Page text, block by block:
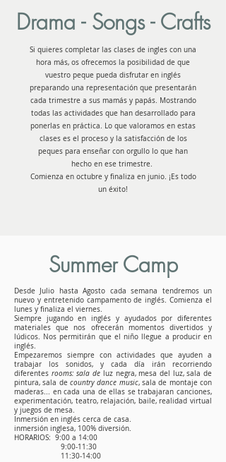
Drama - Songs - Crafts
Si quieres completar las clases de ingles con una
hora más, os ofrecemos la posibilidad de que
vuestro peque pueda disfrutar en inglés
preparando una representación que presentarán
cada trimestre a sus mamás y papás. Mostrando
todas las actividades que han desarrollado para
ponerlas en práctica. Lo que valoramos en estas
clases es el proceso y la satisfacción de los
peques para enseñar con orgullo lo que han
hecho en ese trimestre.
Comienza en octubre y finaliza en junio. ¡Es todo
un éxito!
Summer Camp
Desde Julio hasta Agosto cada semana tendremos un
nuevo y entretenido campamento de inglés. Comienza el
lunes y finaliza el viernes.
Siempre jugando en inglés y ayudados por diferentes
materiales que nos ofrecerán momentos divertidos y
lúdicos. Nos permitirán que el niño llegue a producir en
inglés.
Empezaremos siempre con actividades que ayuden a
trabajar los sonidos, y cada día irán recorriendo
diferentes rooms: sala de luz negra, mesa del luz, sala de
pintura, sala de country dance music, sala de montaje con
maderas... en cada una de ellas se trabajaran canciones,
experimentación, teatro, relajación, baile, realidad virtual
y juegos de mesa.
Inmersión en inglés cerca de casa.
inmersión inglesa, 100% diversión.
HORARIOS: 9:00 a 14:00
9:00-11:30
11:30-14:00